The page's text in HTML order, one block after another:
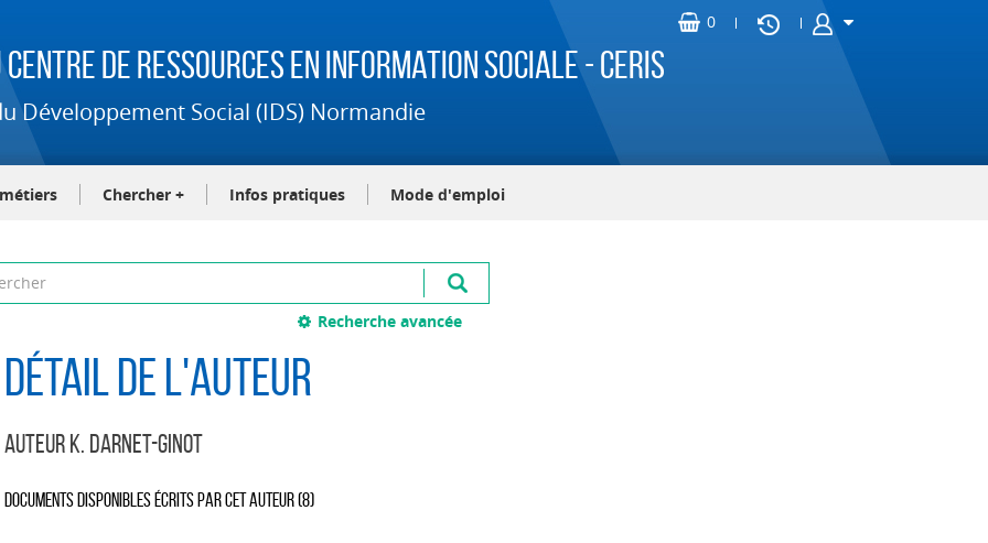
de Ressources en Information Sociale - CERIS
Développement Social (IDS) Normandie
Chercher + Infos pratiques Mode d'emploi
Recherche avancée
Détail de l'auteur
Auteur K. Darnet-Ginot
Documents disponibles écrits par cet auteur (8)